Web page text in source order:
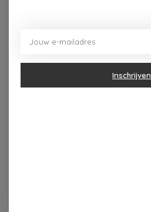
Dit vind je
Items van productcarrousel
Inschrijven